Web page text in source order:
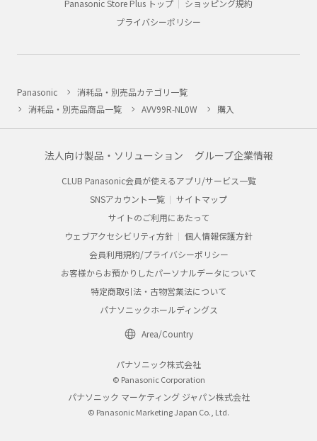
Panasonic Store Plus トップ
ショッピング規約
プライバシーポリシー
Panasonic
消耗品・別売品カテゴリ一覧
消耗品・別売品商品一覧
AVV99R-NL0W 購入
法人向け製品・ソリューション グループ企業情報
CLUB Panasonic会員が使えるアプリ/サービス一覧
SNSアカウント一覧
サイトマップ
サイトのご利用にあたって
ウェブアクセシビリティ方針
個人情報保護方針
会員利用規約/プライバシーポリシー
お客様からお預かりしたパーソナルデータについて
特定商取引法・古物営業法について
パナソニックホールディングス
Area/Country
パナソニック株式会社
© Panasonic Corporation
パナソニック マーケティング ジャパン株式会社
© Panasonic Marketing Japan Co., Ltd.